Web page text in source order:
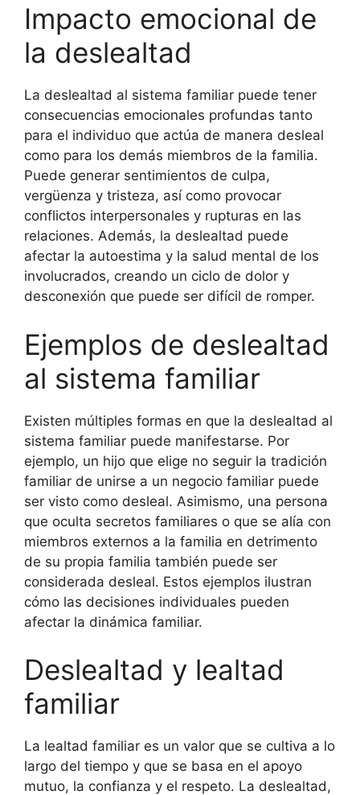
Impacto emocional de
la deslealtad
La deslealtad al sistema familiar puede tener
consecuencias emocionales profundas tanto
para el individuo que actúa de manera desleal
como para los demás miembros de la familia.
Puede generar sentimientos de culpa,
vergüenza y tristeza, así como provocar
conflictos interpersonales y rupturas en las
relaciones. Además, la deslealtad puede
afectar la autoestima y la salud mental de los
involucrados, creando un ciclo de dolor y
desconexión que puede ser difícil de romper.
Ejemplos de deslealtad
al sistema familiar
Existen múltiples formas en que la deslealtad al
sistema familiar puede manifestarse. Por
ejemplo, un hijo que elige no seguir la tradición
familiar de unirse a un negocio familiar puede
ser visto como desleal. Asimismo, una persona
que oculta secretos familiares o que se alía con
miembros externos a la familia en detrimento
de su propia familia también puede ser
considerada desleal. Estos ejemplos ilustran
cómo las decisiones individuales pueden
afectar la dinámica familiar.
Deslealtad y lealtad
familiar
La lealtad familiar es un valor que se cultiva a lo
largo del tiempo y que se basa en el apoyo
mutuo, la confianza y el respeto. La deslealtad,